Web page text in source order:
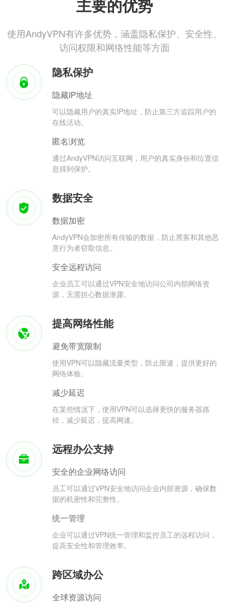
主要的优势
使用AndyVPN有许多优势，涵盖隐私保护、安全性、
访问权限和网络性能等方面
隐私保护
隐藏IP地址
可以隐藏用户的真实IP地址，防止第三方追踪用户的
在线活动。
匿名浏览
通过AndyVPN访问互联网，用户的真实身份和位置信
息得到保护。
数据安全
数据加密
AndyVPN会加密所有传输的数据，防止黑客和其他恶
意行为者窃取信息。
安全远程访问
企业员工可以通过VPN安全地访问公司内部网络资
源，无需担心数据泄露。
提高网络性能
避免带宽限制
使用VPN可以隐藏流量类型，防止限速，提供更好的
网络体验。
减少延迟
在某些情况下，使用VPN可以选择更快的服务器路
径，减少延迟，提高网速。
远程办公支持
安全的企业网络访问
员工可以通过VPN安全地访问企业内部资源，确保数
据的机密性和完整性。
统一管理
企业可以通过VPN统一管理和监控员工的远程访问，
提高安全性和管理效率。
跨区域办公
全球资源访问